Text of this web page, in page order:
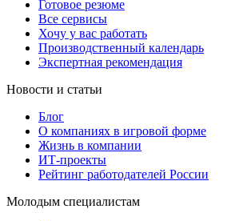
Готовое резюме
Все сервисы
Хочу у вас работать
Производственный календарь
Экспертная рекомендация
Новости и статьи
Блог
О компаниях в игровой форме
Жизнь в компании
ИТ-проекты
Рейтинг работодателей России
Молодым специалистам